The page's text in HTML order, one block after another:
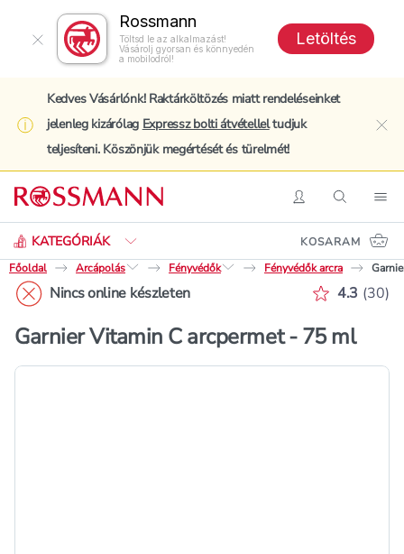
Rossmann
Töltsd le az alkalmazást!
Vásárolj gyorsan és könnyedén
a mobilodról!
Letöltés
Kedves Vásárlónk! Raktárköltözés miatt rendeléseinket
jelenleg kizárólag Expressz bolti átvételleltudjuk
teljesíteni. Köszönjük megértését és türelmét!
BelépésKeresés
KATEGÓRIÁK
Keresés
KOSARAM
Főoldal
Arcápolás Fényvédők Fényvédők arcra
Nincs online készleten Értékelés
4.3 (30)
Garnier Vitamin C arcpermet - 75 ml